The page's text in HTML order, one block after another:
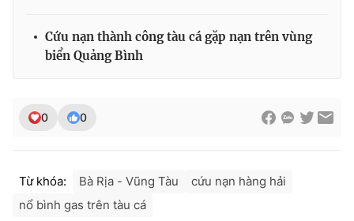
Cứu nạn thành công tàu cá gặp nạn trên vùng
biển Quảng Bình
0 0
Từ khóa: Bà Rịa - Vũng Tàu
cứu nạn hàng hải
nổ bình gas trên tàu cá